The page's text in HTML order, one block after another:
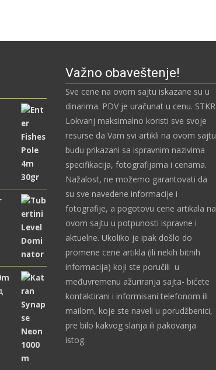
Распон
цена:
2.489,00 рсд
3.699,00 рсд
Važno obaveštenje!
Sve cene na ovom sajtu iskazane su u
dinarima. PDV je uračunat u cenu. STKR
Lokvanj maksimalno koristi sve svoje
resurse da Vam svi artikli na ovom sajtu
budu prikazani sa ispravnim nazivima
specifikacija, fotografijama i cenama.
Nažalost, ne možemo garantovati da
su sve navedene informacije i
fotografije, a pogotovu cene artikala na
ovom sajtu u potpunosti ispravne i
aktuelne. Ukoliko je ipak došlo do
promene cene artikla (ili nekih bitnih
informacija) koji ste poručili u
međuvremenu ažuriranja sajta- bićete
kontaktirani i informisani telefonom ili
mailom, koje ste naveli u porudžbenici,
pre bilo kakvog slanja ili pakovanja
istog.